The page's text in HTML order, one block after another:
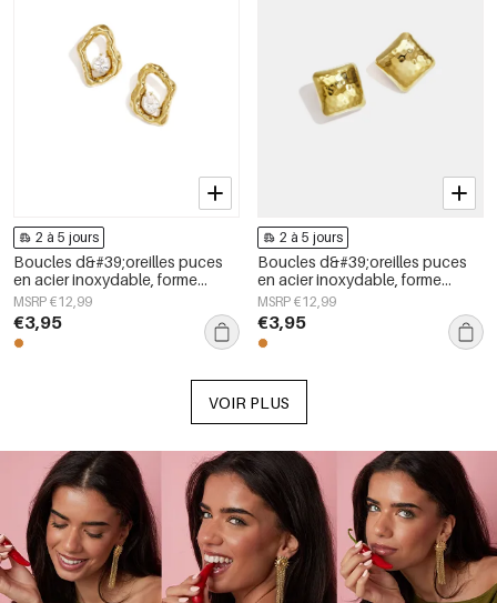
2 à 5 jours
Boucles d&#39;oreilles puces
en acier inoxydable, forme
géométrique, collection simple
pour le quotidien, bijoux pour
femmes
MSRP €12,99
€3,95
2 à 5 jours
Boucles d&#39;oreilles puces
en acier inoxydable, forme
géométrique, collection simple
pour le quotidien, bijoux pour
femmes
MSRP €12,99
€3,95
VOIR PLUS